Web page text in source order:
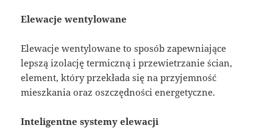
Elewacje wentylowane
Elewacje wentylowane to sposób zapewniające
lepszą izolację termiczną i przewietrzanie ścian,
element, który przekłada się na przyjemność
mieszkania oraz oszczędności energetyczne.
Inteligentne systemy elewacji